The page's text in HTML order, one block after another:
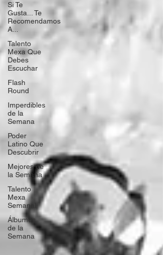
Si Te
Gusta... Te
Recomendamos
A...
Talento
Mexa Que
Debes
Escuchar
Flash
Round
Imperdibles
de la
Semana
Poder
Latino Que
Descubrir
Mejores de
la Semana
Talento
Mexa
Semanal
Álbumes
de la
Semana